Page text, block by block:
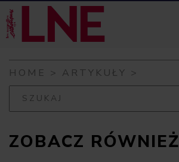
Skip to content
HOME > ARTYKUŁY >
ZOBACZ RÓWNIEŻ